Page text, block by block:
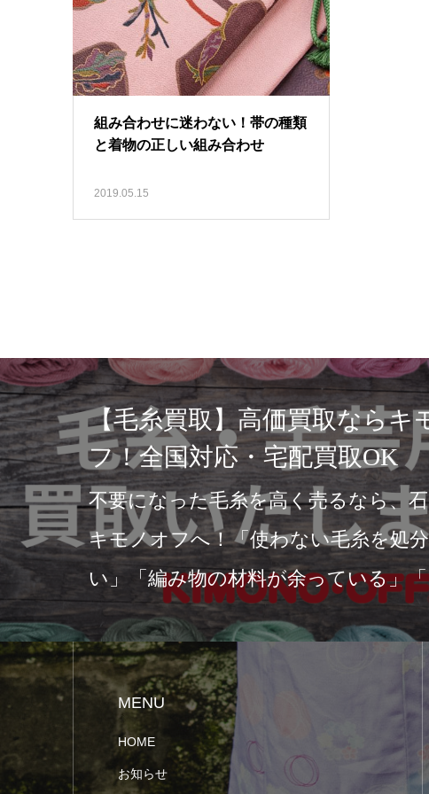
組み合わせに迷わない！帯の種類
と着物の正しい組み合わせ
2019.05.15
キモノオフ】へ｜赤
瑚のサンゴ帯留は買
）珊瑚買取ならお任せく
で買取実施中店頭買取・宅
方法をご用意…
MENU
HOME
お知らせ